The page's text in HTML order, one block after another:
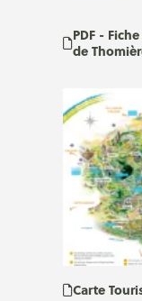
PDF -
de
Carte